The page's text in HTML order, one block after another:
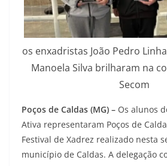
os enxadristas João Pedro
Manoela Silva brilharam na
Secom
Poços de Caldas (MG) – Os alunos
Ativa representaram Poços de
Festival de Xadrez realizado nesta
município de Caldas. A delegação